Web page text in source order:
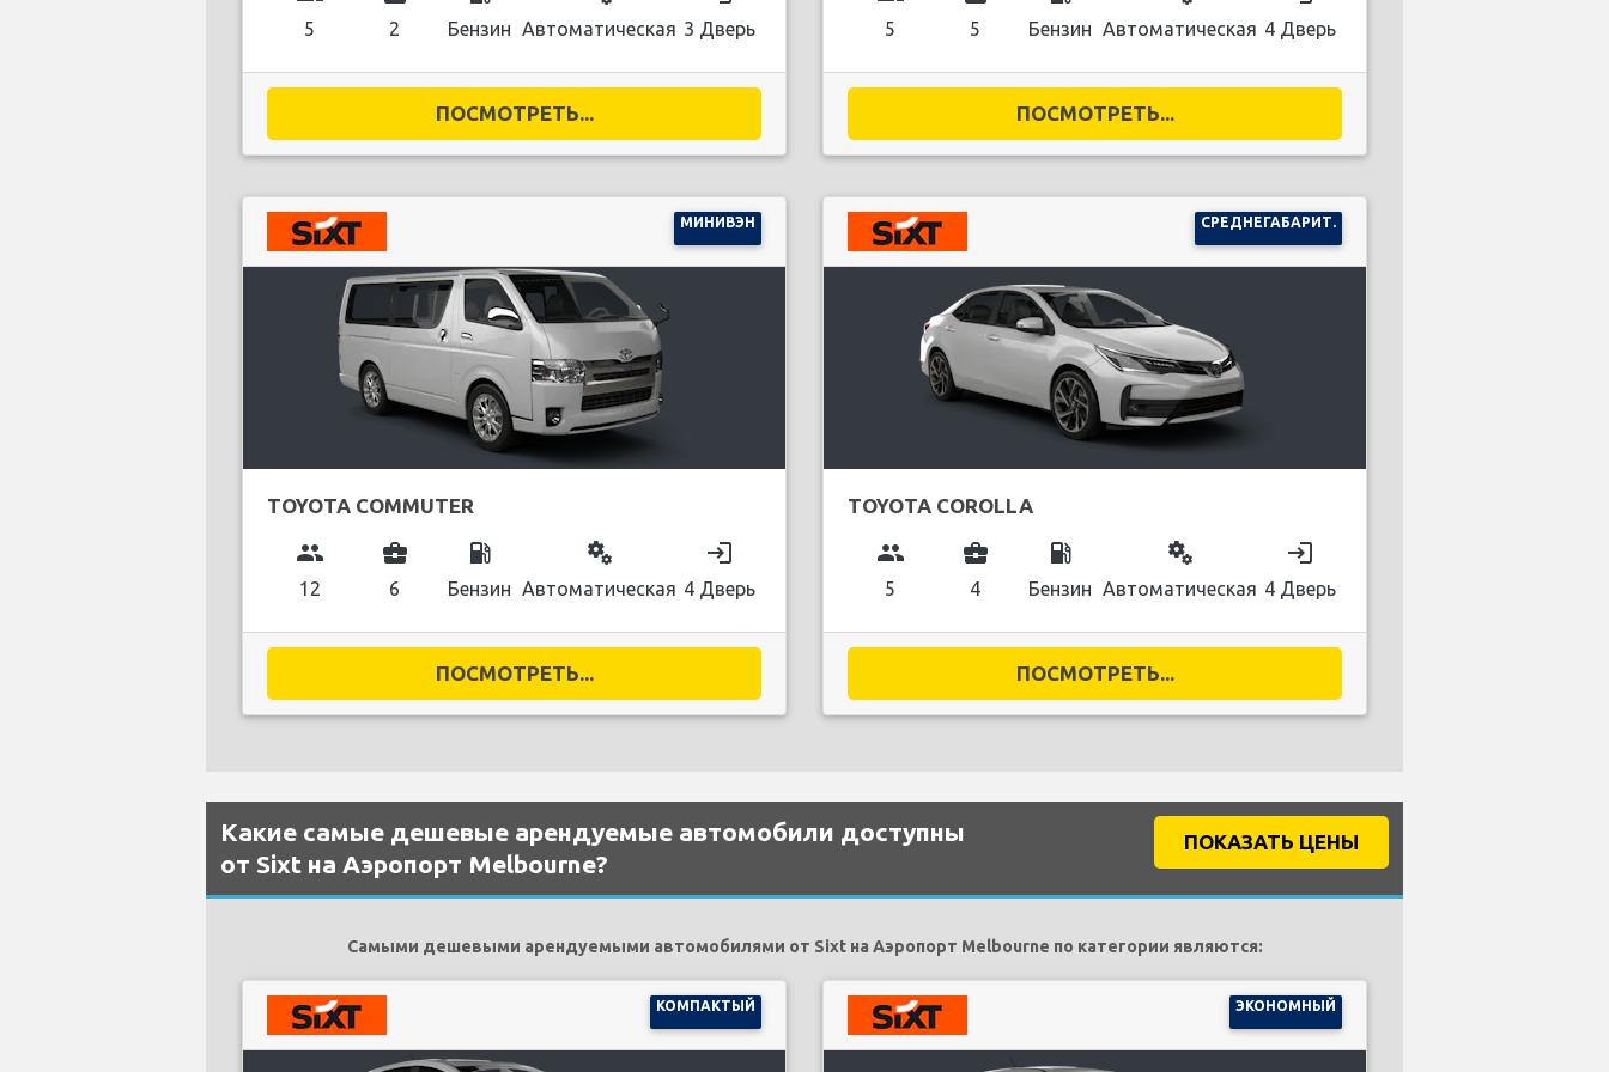
5 2 Бензин Автоматическая 3 Дверь
ПОСМОТРЕТЬ...
5 5 Бензин Автоматическая 4 Дверь
ПОСМОТРЕТЬ...
МИНИВЭН
TOYOTA COMMUTER
group
12
business_center
6
local_gas_station
Бензин
miscellaneous_services
Автоматическая
login
4 Дверь
ПОСМОТРЕТЬ...
СРЕДНЕГАБАРИТ.
TOYOTA COROLLA
group
5
business_center
4
local_gas_station
Бензин
miscellaneous_services
Автоматическая
login
4 Дверь
ПОСМОТРЕТЬ...
Какие самые дешевые арендуемые автомобили доступны
от Sixt на Аэропорт Melbourne?
ПОКАЗАТЬ ЦЕНЫ
Самыми дешевыми арендуемыми автомобилями от Sixt на Аэропорт Melbourne по категории являются:
КОМПАКТЫЙ ЭКОНОМНЫЙ